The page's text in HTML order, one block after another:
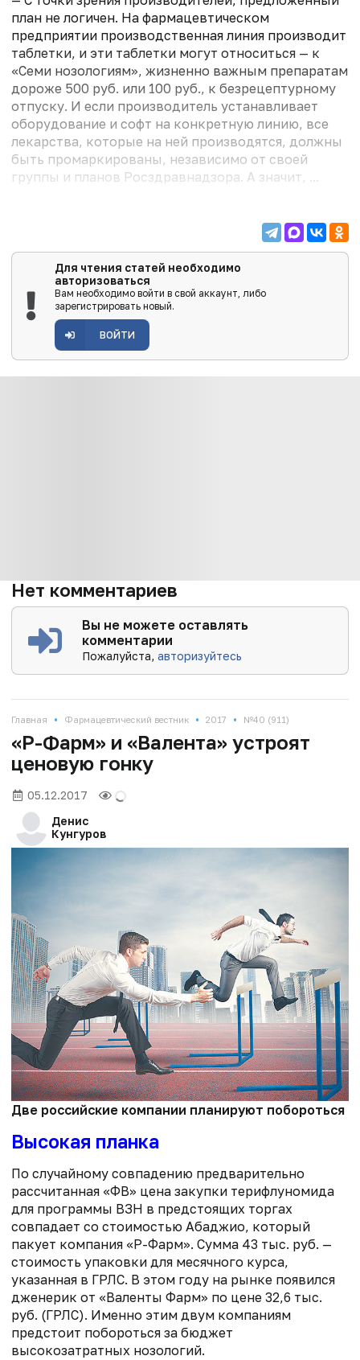
план не логичен. На фармацевтическом
предприятии производственная линия производит
таблетки, и эти таблетки могут относиться — к
«Семи нозологиям», жизненно важным препаратам
дороже 500 руб. или 100 руб., к безрецептурному
отпуску. И если производитель устанавливает
оборудование и софт на конкретную линию, все
лекарства, которые на ней производятся, должны
быть промаркированы, независимо от своей
группы и планов Росздравнадзора. А значит, ...
Для чтения статей необходимо
авторизоваться
Вам необходимо войти в свой аккаунт, либо
зарегистрировать новый.
ВОЙТИ
Нет комментариев
Вы не можете оставлять
комментарии
Пожалуйста,авторизуйтесь
Главная • Фармацевтический вестник • 2017 • №40 (911)
«Р-Фарм» и «Валента» устроят
ценовую гонку
05.12.2017
Денис
Кунгуров
Две российские компании планируют побороться
Высокая планка
По случайному совпадению предварительно
рассчитанная «ФВ» цена закупки терифлуномида
для программы ВЗН в предстоящих торгах
совпадает со стоимостью Абаджио, который
пакует компания «Р-Фарм». Сумма 43 тыс. руб. —
стоимость упаковки для месячного курса,
указанная в ГРЛС. В этом году на рынке появился
дженерик от «Валенты Фарм» по цене 32,6 тыс.
руб. (ГРЛС). Именно этим двум компаниям
предстоит побороться за бюджет
высокозатратных нозологий.